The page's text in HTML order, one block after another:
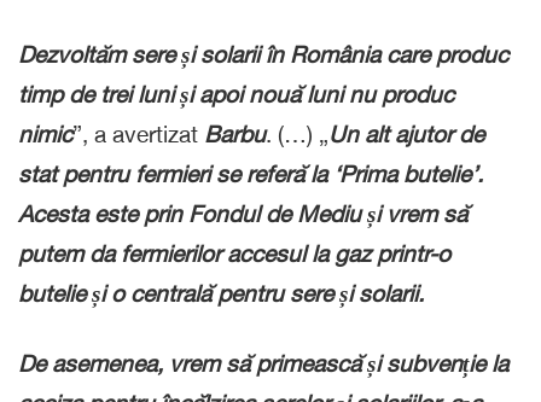
Dezvoltăm sere și solarii în România care produc
timp de trei luni și apoi nouă luni nu produc
nimic”, a avertizat Barbu. (…) „Un alt ajutor de
stat pentru fermieri se referă la ‘Prima butelie’.
Acesta este prin Fondul de Mediu și vrem să
putem da fermierilor accesul la gaz printr-o
butelie și o centrală pentru sere și solarii.
De asemenea, vrem să primească și subvenție la